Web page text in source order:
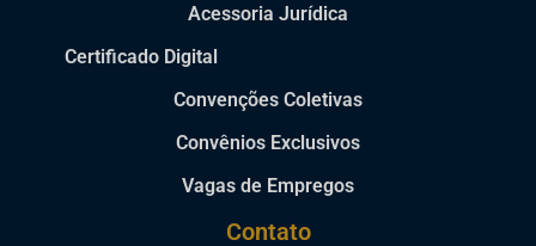
Acessoria Jurídica
Certificado Digital
Convenções Coletivas
Convênios Exclusivos
Vagas de Empregos
Contato